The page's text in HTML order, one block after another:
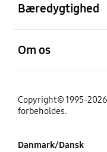
Bæredygtighed
Om os
Copyright© 1995-
forbeholdes.
Danmark/Dansk